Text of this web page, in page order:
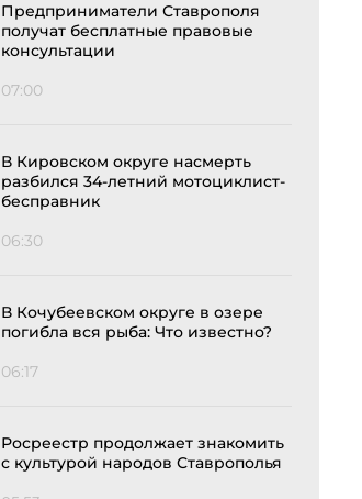
Предприниматели Ставрополя
получат бесплатные правовые
консультации
07:00
В Кировском округе насмерть
разбился 34-летний мотоциклист-
бесправник
06:30
В Кочубеевском округе в озере
погибла вся рыба: Что известно?
06:17
Росреестр продолжает знакомить
с культурой народов Ставрополья